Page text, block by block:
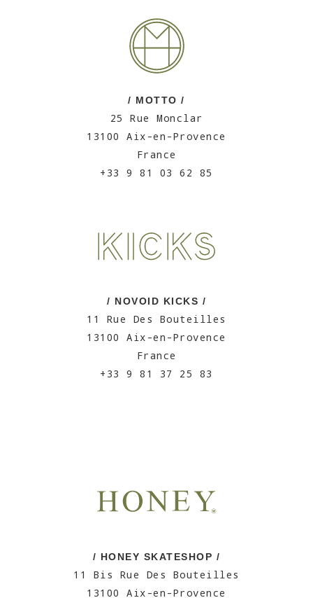
/ MOTTO /
25 Rue Monclar
13100 Aix-en-Provence
France
+33 9 81 03 62 85
/ NOVOID KICKS /
11 Rue Des Bouteilles
13100 Aix-en-Provence
France
+33 9 81 37 25 83
/ HONEY SKATESHOP /
11 Bis Rue Des Bouteilles
13100 Aix-en-Provence